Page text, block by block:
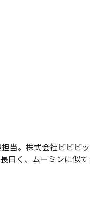
担当。株式会社ビビビッ
曰く、ムーミンに似て